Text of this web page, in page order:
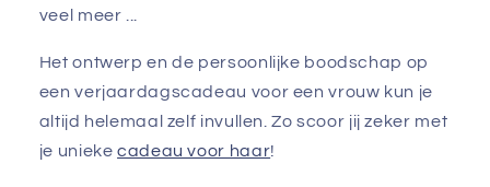
veel meer ...
Het ontwerp en de persoonlijke boodschap op
een verjaardagscadeau voor een vrouw kun je
altijd helemaal zelf invullen. Zo scoor jij zeker met
je uniekecadeau voor haar!